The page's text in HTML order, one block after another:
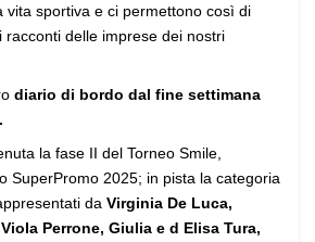
vita sportiva e ci permettono così di
racconti delle imprese dei nostri
diario di bordo dal fine settimana
la fase II del Torneo Smile,
SuperPromo 2025; in pista la categoria
da Virginia De Luca,
Perrone, Giulia e d Elisa Tura,